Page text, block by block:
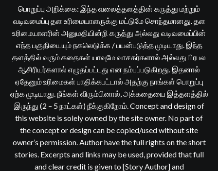
பொறுப்பு அறிக்கை: இந்த வலைத்தளத்தின் கருத்து மற்றும்
வடிவமைப்பு தள உரிமையாளருக்கு மட்டுமே சொந்தமானது. தள
உரிமையாளரின் அனுமதியின்றி கருத்து அல்லது வடிவமைப்பின்
எந்த பகுதியையும் நகலெடுக்க / பயன்படுத்த முடியாது. இந்த
தளத்தில் வரும் கதைகள் யாவுமே வாசகர்களால் அல்லது பிரபல
ஆசிரியர்களால் எழுதப்பட்டது என நம்பப்படுகிறது. இதனால்
ஏதேனும் உரிமைகள் பாதிக்கபட்டால் அதற்கு நாங்கள் பொறுப்பு
ஏற்க முடியாது. நீங்கள் விரும்பினால், அக்கதையை இத்தளத்தில்
இருந்து (2 – 5 நாட்கள்) நீக்குகிறோம். Concept and design of
this website is solely owned by the site owner. No part of
the concept or design can be copied/used without site
owner’s permission. Author have the full rights on the short
stories. Excerpts and links may be used, provided that full
and clear credit is given to [Story Author] and